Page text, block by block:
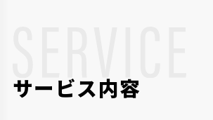
サービス内容